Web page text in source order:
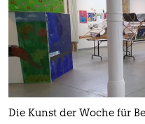
Die Kunst der Woche für